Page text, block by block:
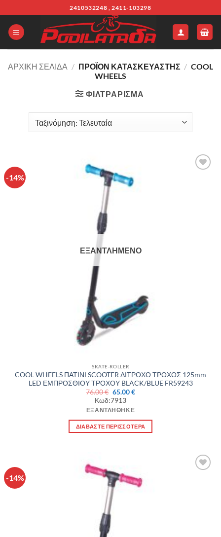
στο
περιεχόμενο
2410532248 , 2411-103298
ΑΡΧΙΚΉ ΣΕΛΊΔΑ / ΠΡΟΪΌΝ ΚΑΤΑΣΚΕΥΑΣΤΗΣ / COOL
WHEELS
ΦΙΛΤΡΆΡΙΣΜΑ
-14%
ΕΞΑΝΤΛΗΜΈΝΟ
SKATE-ROLLER
COOL WHEELS ΠΑΤΙΝΙ SCOOTER ΔΙΤΡΟΧΟ ΤΡΟΧΟΣ 125mm
LED ΕΜΠΡΟΣΘΙΟΥ ΤΡΟΧΟΥ BLACK/BLUE FR59243
76.00€ Original
price
was:
76.00 €.
65.00€Η
είναι:
Κωδ:7913
ΕΞΑΝΤΛΉΘΗΚΕ
ΔΙΑΒΆΣΤΕ ΠΕΡΙΣΣΌΤΕΡΑ
-14%